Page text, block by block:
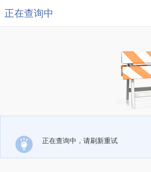
正在查询中
正在查询中，请刷新重试